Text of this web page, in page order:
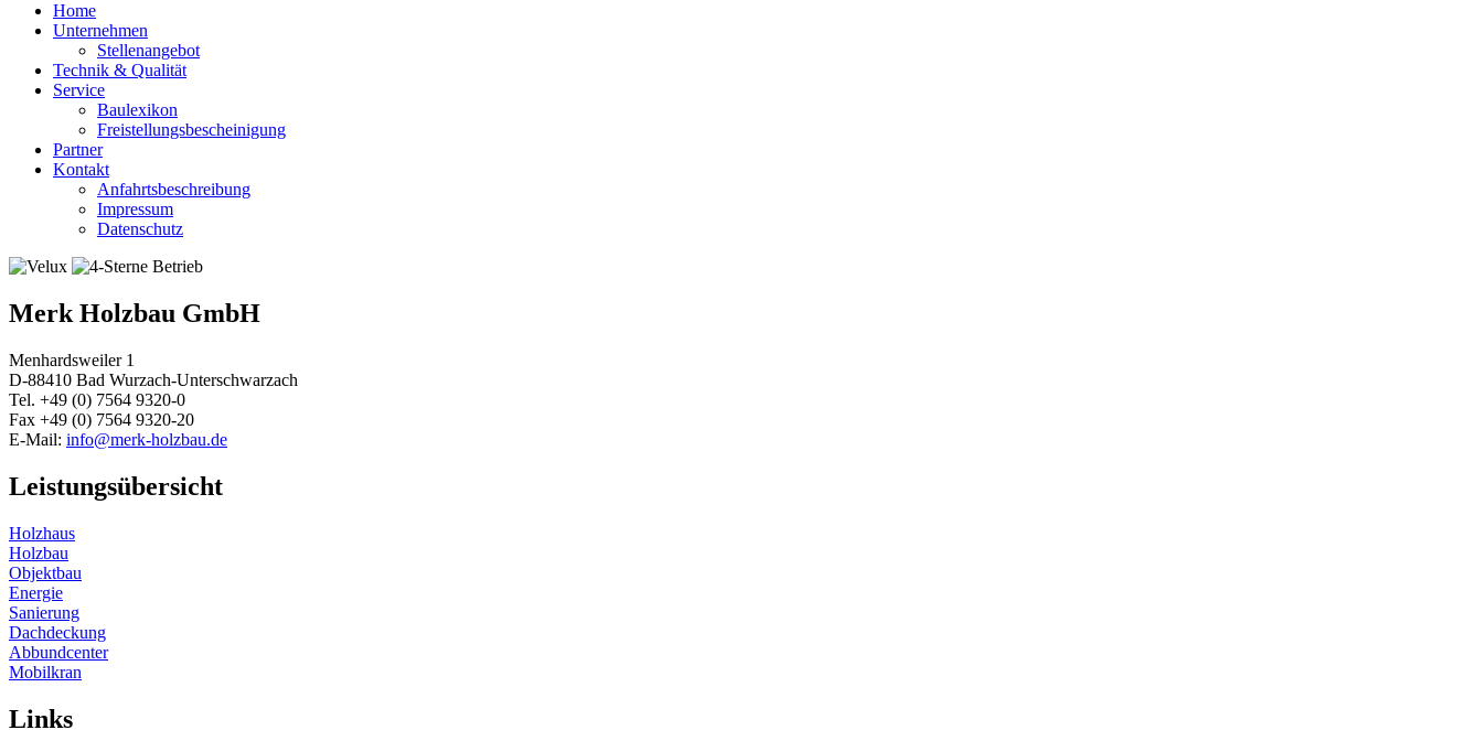
Home
Unternehmen
Stellenangebot
Technik & Qualität
Service
Baulexikon
Freistellungsbescheinigung
Partner
Kontakt
Anfahrtsbeschreibung
Impressum
Datenschutz
Merk Holzbau GmbH
Menhardsweiler 1
D-88410 Bad Wurzach-Unterschwarzach
Tel. +49 (0) 7564 9320-0
Fax +49 (0) 7564 9320-20
E-Mail: info@merk-holzbau.de
Leistungsübersicht
Holzhaus
Holzbau
Objektbau
Energie
Sanierung
Dachdeckung
Abbundcenter
Mobilkran
Links